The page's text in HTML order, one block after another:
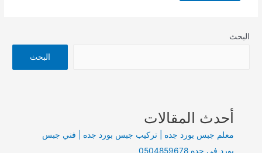
البحث
البحث
أحدث المقالات
معلم جبس بورد جده | تركيب جبس بورد جده | فني جبس
بورد في جده 0504859678